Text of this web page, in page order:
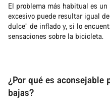
El problema más habitual es
excesivo puede resultar igual
dulce” de inflado y, si lo
sensaciones sobre la bicicleta.
¿Por qué es aconsejable
bajas?